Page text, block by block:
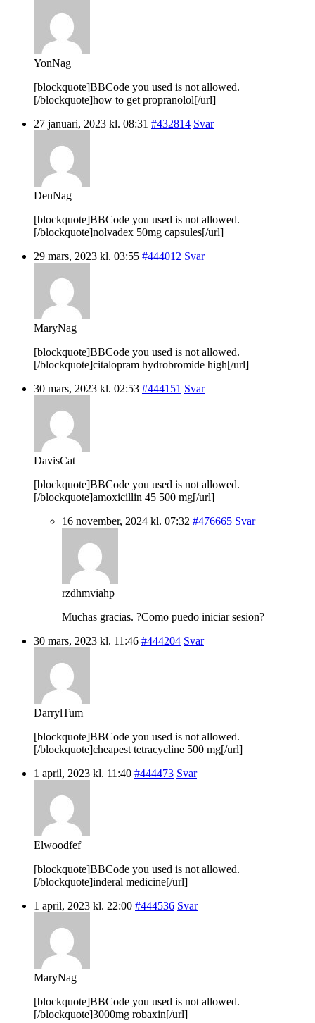
YonNag
[blockquote]BBCode you used is not allowed.
[/blockquote]how to get propranolol[/url]
27 januari, 2023 kl. 08:31 #432814 Svar
DenNag
[blockquote]BBCode you used is not allowed.
[/blockquote]nolvadex 50mg capsules[/url]
29 mars, 2023 kl. 03:55 #444012 Svar
MaryNag
[blockquote]BBCode you used is not allowed.
[/blockquote]citalopram hydrobromide high[/url]
30 mars, 2023 kl. 02:53 #444151 Svar
DavisCat
[blockquote]BBCode you used is not allowed.
[/blockquote]amoxicillin 45 500 mg[/url]
16 november, 2024 kl. 07:32 #476665 Svar
rzdhmviahp
Muchas gracias. ?Como puedo iniciar sesion?
30 mars, 2023 kl. 11:46 #444204 Svar
DarrylTum
[blockquote]BBCode you used is not allowed.
[/blockquote]cheapest tetracycline 500 mg[/url]
1 april, 2023 kl. 11:40 #444473 Svar
Elwoodfef
[blockquote]BBCode you used is not allowed.
[/blockquote]inderal medicine[/url]
1 april, 2023 kl. 22:00 #444536 Svar
MaryNag
[blockquote]BBCode you used is not allowed.
[/blockquote]3000mg robaxin[/url]